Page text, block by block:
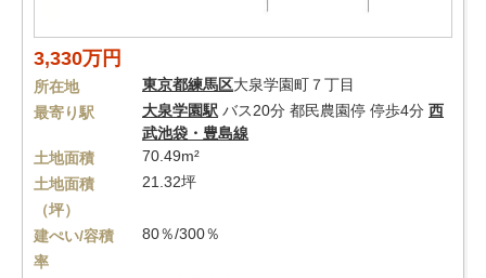
3,330万円
所在地 東京都練馬区大泉学園町７丁目
最寄り駅
大泉学園駅 バス20分 都民農園停 停歩4分 西
武池袋・豊島線
土地面積
70.49m²
土地面積
（坪）
21.32坪
建ぺい/容積
率
80％/300％